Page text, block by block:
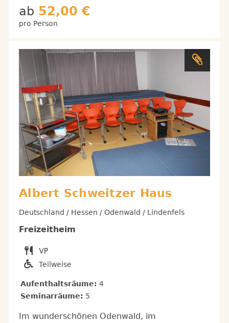
ab 52,00 €
pro Person
Albert Schweitzer Haus
Deutschland / Hessen / Odenwald / Lindenfels
Freizeitheim
Teilweise
Aufenthaltsräume: 4
Seminarräume: 5
Im wunderschönen Odenwald, im